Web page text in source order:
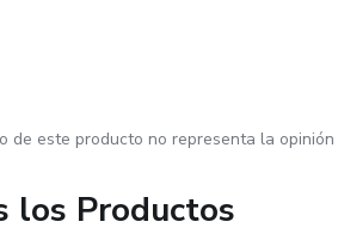
de este producto no representa la
los Productos